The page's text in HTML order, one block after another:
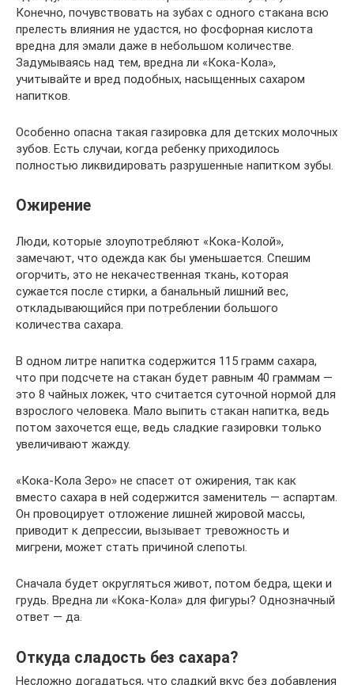
Конечно, почувствовать на зубах с одного стакана всю
прелесть влияния не удастся, но фосфорная кислота
вредна для эмали даже в небольшом количестве.
Задумываясь над тем, вредна ли «Кока-Кола»,
учитывайте и вред подобных, насыщенных сахаром
напитков.
Особенно опасна такая газировка для детских молочных
зубов. Есть случаи, когда ребенку приходилось
полностью ликвидировать разрушенные напитком зубы.
Ожирение
Люди, которые злоупотребляют «Кока-Колой»,
замечают, что одежда как бы уменьшается. Спешим
огорчить, это не некачественная ткань, которая
сужается после стирки, а банальный лишний вес,
откладывающийся при потреблении большого
количества сахара.
В одном литре напитка содержится 115 грамм сахара,
что при подсчете на стакан будет равным 40 граммам —
это 8 чайных ложек, что считается суточной нормой для
взрослого человека. Мало выпить стакан напитка, ведь
потом захочется еще, ведь сладкие газировки только
увеличивают жажду.
«Кока-Кола Зеро» не спасет от ожирения, так как
вместо сахара в ней содержится заменитель — аспартам.
Он провоцирует отложение лишней жировой массы,
приводит к депрессии, вызывает тревожность и
мигрени, может стать причиной слепоты.
Сначала будет округляться живот, потом бедра, щеки и
грудь. Вредна ли «Кока-Кола» для фигуры? Однозначный
ответ — да.
Откуда сладость без сахара?
Несложно догадаться, что сладкий вкус без добавления